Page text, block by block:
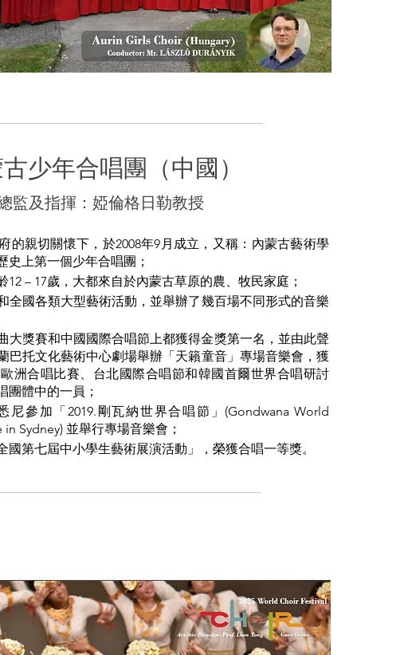
少年合唱團（中國）
監及指揮：婭倫格日勒教授
的親切關懷下，於2008年9月成立，又稱：內蒙古藝術學
史上第一個少年合唱團；
12 – 17歲，大都來自於內蒙古草原的農、牧民家庭；
全國各類大型藝術活動，並舉辦了幾百場不同形式的音樂
大獎賽和中國國際合唱節上都獲得金獎第一名，並由此聲
巴托文化藝術中心劇場舉辦「天籟童音」專場音樂會，獲
洲合唱比賽、台北國際合唱節和韓國首爾世界合唱研討
團體中的一員；
尼參加「2019.剛瓦納世界合唱節」(Gondwana World
Sydney) 並舉行專場音樂會；
國第七屆中小學生藝術展演活動」，榮獲合唱一等獎。